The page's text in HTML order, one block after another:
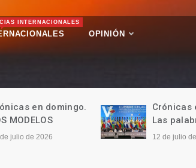
INTERNACIONALES
OPINIÓN
en domingo.
palabras
julio de 2026
Crónicas
Qué
28 de junio